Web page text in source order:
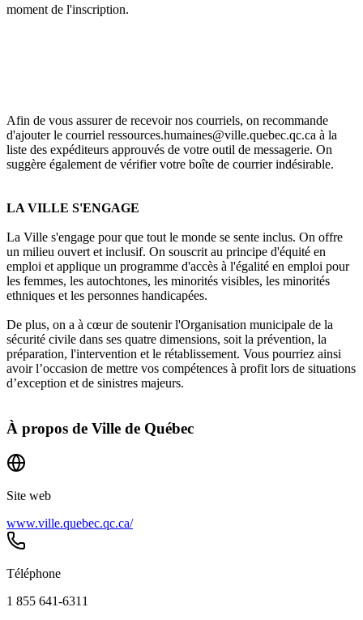
moment de l'inscription.
Afin de vous assurer de recevoir nos courriels, on recommande
d'ajouter le courriel ressources.humaines@ville.quebec.qc.ca à la
liste des expéditeurs approuvés de votre outil de messagerie. On
suggère également de vérifier votre boîte de courrier indésirable.
LA VILLE S'ENGAGE
La Ville s'engage pour que tout le monde se sente inclus. On offre
un milieu ouvert et inclusif. On souscrit au principe d'équité en
emploi et applique un programme d'accès à l'égalité en emploi pour
les femmes, les autochtones, les minorités visibles, les minorités
ethniques et les personnes handicapées.
De plus, on a à cœur de soutenir l'Organisation municipale de la
sécurité civile dans ses quatre dimensions, soit la prévention, la
préparation, l'intervention et le rétablissement. Vous pourriez ainsi
avoir l’occasion de mettre vos compétences à profit lors de situations
d’exception et de sinistres majeurs.
À propos de Ville de Québec
Site web
www.ville.quebec.qc.ca/
Téléphone
1 855 641‑6311